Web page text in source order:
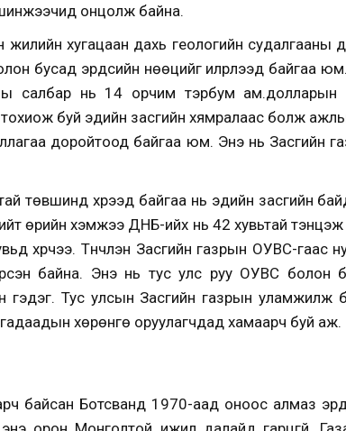
онцолж байна.
жилийн хугацаан дахь геологийн судалгааны
бусад эрдсийн нөөцийг илрүүлээд
салбар нь 14 орчим тэрбум
тохиож буй эдийн засгийн хямралаас болж
доройтоод байгаа юм. Энэ нь Засгийн
төвшинд хүрээд байгаа нь эдийн засгийн
өрийн хэмжээ ДНБ-ийх нь 42 хувьтай тэнцэж
хүрчээ. Түүнчлэн Засгийн газрын ОУВС-гаас
байна. Энэ нь тус улс руу ОУВС болон
гэдэг. Тус улсын Засгийн газрын уламжилж
хөрөнгө оруулагчдад хамаарч буй аж.
байсан Ботсванд 1970-аад оноос алмаз